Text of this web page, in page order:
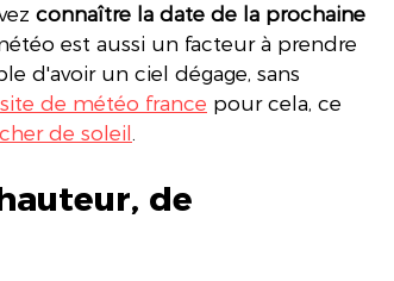
connaître la date de la prochaine
est aussi un facteur à prendre
d'avoir un ciel dégage, sans
de météo france pour cela, ce
de soleil
de